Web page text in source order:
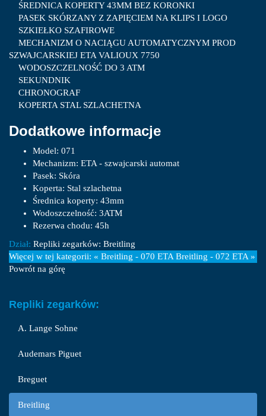
ŚREDNICA KOPERTY 43MM BEZ KORONKI
PASEK SKÓRZANY Z ZAPIĘCIEM NA KLIPS I LOGO
SZKIEŁKO SZAFIROWE
MECHANIZM O NACIĄGU AUTOMATYCZNYM PROD
SZWAJCARSKIEJ ETA VALIOUX 7750
WODOSZCZELNOŚĆ DO 3 ATM
SEKUNDNIK
CHRONOGRAF
KOPERTA STAL SZLACHETNA
Dodatkowe informacje
Model: 071
Mechanizm: ETA - szwajcarski automat
Pasek: Skóra
Koperta: Stal szlachetna
Średnica koperty: 43mm
Wodoszczelność: 3ATM
Rezerwa chodu: 45h
Dział: Repliki zegarków: Breitling
Więcej w tej kategorii: « Breitling - 070 ETA Breitling - 072 ETA »
Powrót na górę
Repliki zegarków:
A. Lange Sohne
Audemars Piguet
Breguet
Breitling